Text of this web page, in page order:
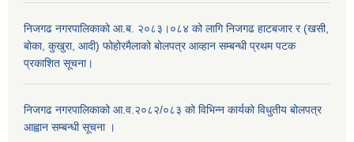
निजगढ नगरपालिकाको आ.ब. २०८३।०८४ को लागि निजगढ हाटबजार र (खसी,
बोका, कुखुरा, आदी) फोहोरमैलाको बोलपत्र आव्हान सम्बन्धी प्रथम पटक
प्रकाशित सूचना।
निजगढ नगरपालिकाको आ.व.२०८२/०८३ को विभिन्न कार्यको विधुतीय बोलपत्र
आह्वान सम्बन्धी सूचना ।